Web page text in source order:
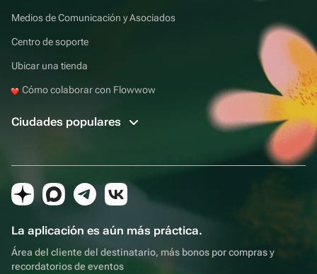
Medios de Comunicación y Asociados
Centro de soporte
Ubicar una tienda
Cómo colaborar con Flowwow
Ciudades populares
La aplicación es aún más práctica.
Área del cliente del destinatario, más bonos por compras y
recordatorios de eventos